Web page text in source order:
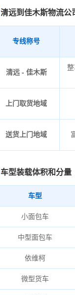
清远到佳木斯物流公
专线称号
清远 - 佳木斯
上门取货地域
送货上门地域
车型装载体积和分量
车型
小面包车
中型面包车
依维柯
微型货车